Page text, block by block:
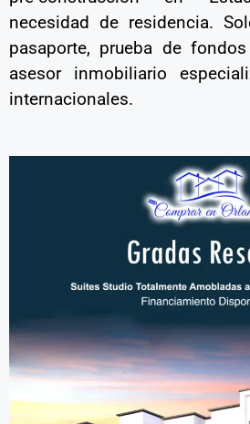
necesidad de residencia.
pasaporte, prueba de
asesor inmobiliario
internacionales.